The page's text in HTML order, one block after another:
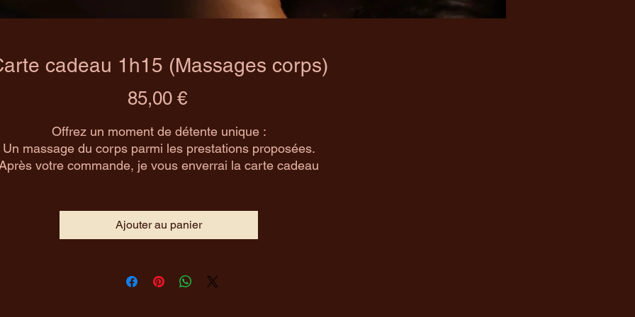
cadeau 1h15 (Massages corps)
85,00 €Prix
Offrez un moment de détente unique :
Un massage du corps parmi les prestations proposées.
votre commande, je vous enverrai la carte cadeau
main propre au Centre de soins holistiques, merci de me le
préciser par SMS au 06.10.99.60.55 en me rappelant vos
Ajouter au panier